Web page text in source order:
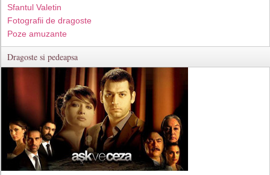
Sfantul Valetin
Fotografii de dragoste
Poze amuzante
Dragoste si pedeapsa